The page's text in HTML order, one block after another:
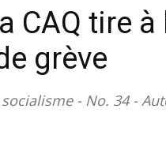
CAQ tire
grève
socialisme - No. 34 -